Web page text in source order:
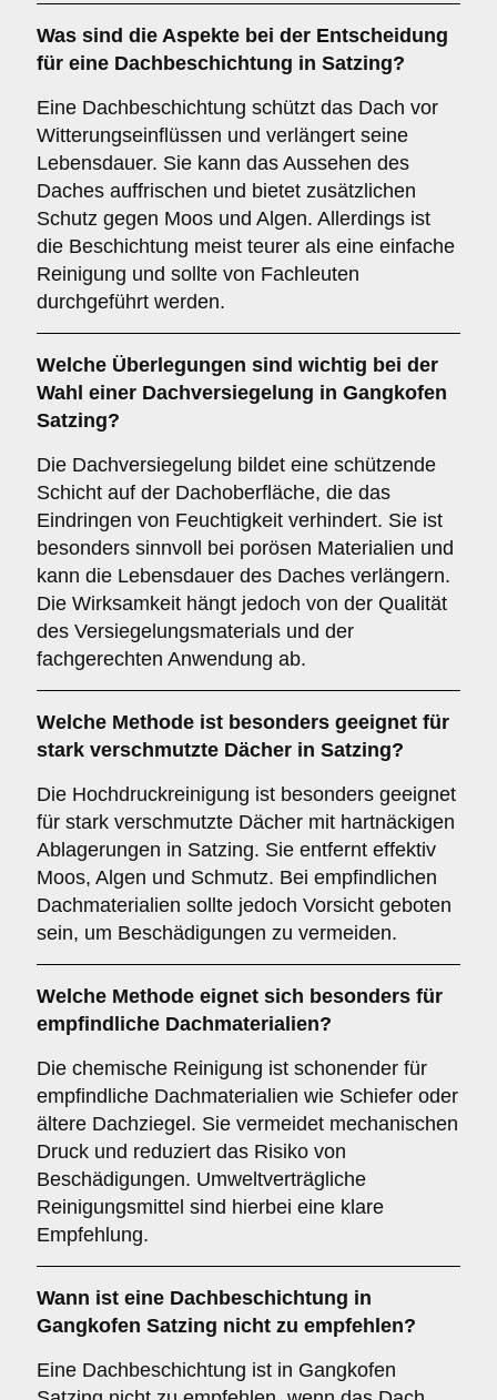
Was sind die Aspekte bei der Entscheidung
für eine Dachbeschichtung in Satzing?
Eine Dachbeschichtung schützt das Dach vor
Witterungseinflüssen und verlängert seine
Lebensdauer. Sie kann das Aussehen des
Daches auffrischen und bietet zusätzlichen
Schutz gegen Moos und Algen. Allerdings ist
die Beschichtung meist teurer als eine einfache
Reinigung und sollte von Fachleuten
durchgeführt werden.
Welche Überlegungen sind wichtig bei der
Wahl einer Dachversiegelung in Gangkofen
Satzing?
Die Dachversiegelung bildet eine schützende
Schicht auf der Dachoberfläche, die das
Eindringen von Feuchtigkeit verhindert. Sie ist
besonders sinnvoll bei porösen Materialien und
kann die Lebensdauer des Daches verlängern.
Die Wirksamkeit hängt jedoch von der Qualität
des Versiegelungsmaterials und der
fachgerechten Anwendung ab.
Welche Methode ist besonders geeignet für
stark verschmutzte Dächer in Satzing?
Die Hochdruckreinigung ist besonders geeignet
für stark verschmutzte Dächer mit hartnäckigen
Ablagerungen in Satzing. Sie entfernt effektiv
Moos, Algen und Schmutz. Bei empfindlichen
Dachmaterialien sollte jedoch Vorsicht geboten
sein, um Beschädigungen zu vermeiden.
Welche Methode eignet sich besonders für
empfindliche Dachmaterialien?
Die chemische Reinigung ist schonender für
empfindliche Dachmaterialien wie Schiefer oder
ältere Dachziegel. Sie vermeidet mechanischen
Druck und reduziert das Risiko von
Beschädigungen. Umweltverträgliche
Reinigungsmittel sind hierbei eine klare
Empfehlung.
Wann ist eine Dachbeschichtung in
Gangkofen Satzing nicht zu empfehlen?
Eine Dachbeschichtung ist in Gangkofen